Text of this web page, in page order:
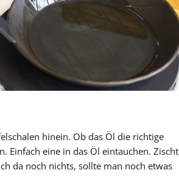
hinein. Ob das Öl die richtige
Einfach eine in das Öl eintauchen. Zischt
da noch nichts, sollte man noch etwas